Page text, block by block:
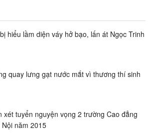
hiểu lầm diện váy hở bạo, lấn át Ngọc Trinh
quay lưng gạt nước mắt vì thương thí sinh
xét tuyển nguyện vọng 2 trường Cao đẳng
năm 2015